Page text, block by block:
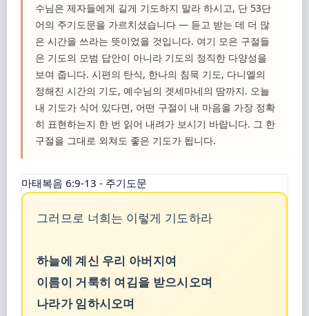
수님은 제자들에게 길게 기도하지 말라 하시고, 단 53단
어의 주기도문을 가르치셨습니다 — 듣고 받는 데 더 많
은 시간을 쓰라는 뜻이었을 것입니다. 여기 모은 구절들
은 기도의 모범 답안이 아니라 기도의 정직한 다양성을
보여 줍니다. 시편의 탄식, 한나의 침묵 기도, 다니엘의
정해진 시간의 기도, 예수님의 겟세마네의 땀까지. 오늘
내 기도가 식어 있다면, 어떤 구절이 내 마음을 가장 정확
히 표현하는지 한 번 읽어 내려가 보시기 바랍니다. 그 한
구절을 그대로 외쳐도 좋은 기도가 됩니다.
마태복음 6:9-13 - 주기도문
그러므로 너희는 이렇게 기도하라
하늘에 계신 우리 아버지여
이름이 거룩히 여김을 받으시오며
나라가 임하시오며